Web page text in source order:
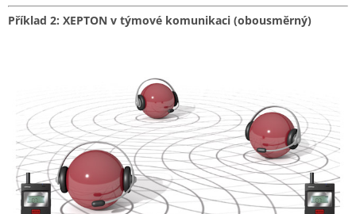
Příklad 2: XEPTON v týmové komunikaci (obousměrný)